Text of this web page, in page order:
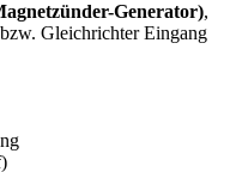
Generator),
Gleichrichter Eingang